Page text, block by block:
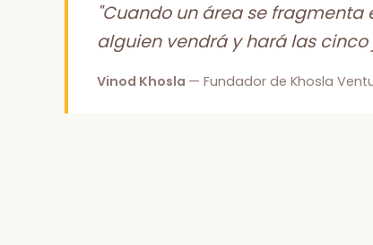
"Cuando un área se
alguien vendrá y hará las cinco
Vinod Khosla — Fundador de Khosla